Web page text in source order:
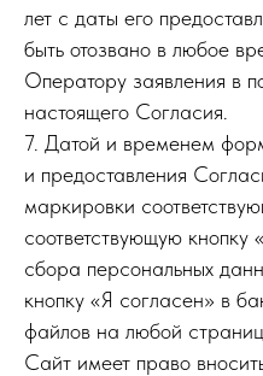
лет с даты его
быть отозвано в любое
Оператору заявления в
настоящего Согласия.
7. Датой и временем
и предоставления
маркировки
соответствующую
сбора персональных
кнопку «Я согласен» в
файлов на любой
Сайт имеет право